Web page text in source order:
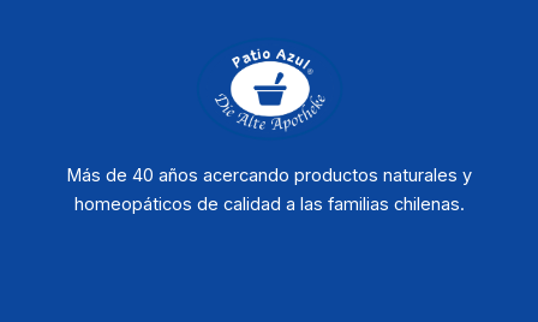
Más de 40 años acercando productos naturales y
homeopáticos de calidad a las familias chilenas.